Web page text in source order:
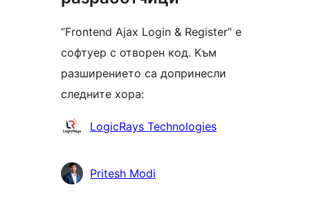
“Frontend Ajax Login & Register” е
софтуер с отворен код. Към
разширението са допринесли
следните хора:
Сътрудници
LogicRays Technologies
Pritesh Modi